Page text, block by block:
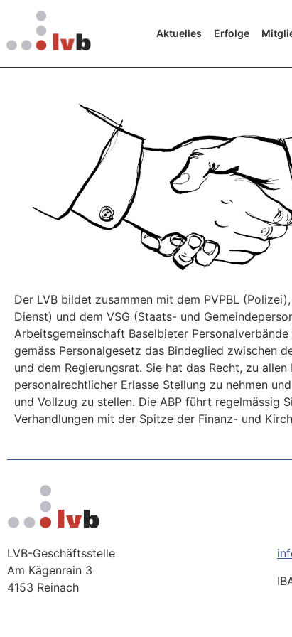
Aktuelles Erfolge
Der LVB bildet zusammen mit dem PVPBL
Dienst) und dem VSG (Staats- und
Arbeitsgemeinschaft Baselbieter Personalverbände
gemäss Personalgesetz das Bindeglied zwischen
und dem Regierungsrat. Sie hat das Recht, zu
personalrechtlicher Erlasse Stellung zu nehmen
und Vollzug zu stellen. Die ABP führt regelmässig
Verhandlungen mit der Spitze der Finanz- und
LVB-Geschäftsstelle
Am Kägenrain 3
4153 Reinach